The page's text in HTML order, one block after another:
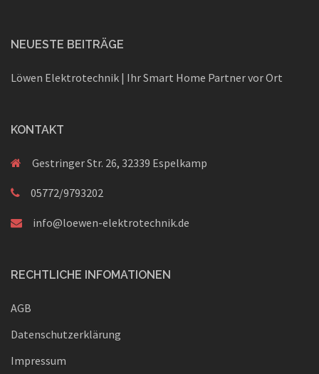
NEUESTE BEITRÄGE
Löwen Elektrotechnik | Ihr Smart Home Partner vor Ort
KONTAKT
Gestringer Str. 26, 32339 Espelkamp
05772/9793202
info@loewen-elektrotechnik.de
RECHTLICHE INFOMATIONEN
AGB
Datenschutzerklärung
Impressum